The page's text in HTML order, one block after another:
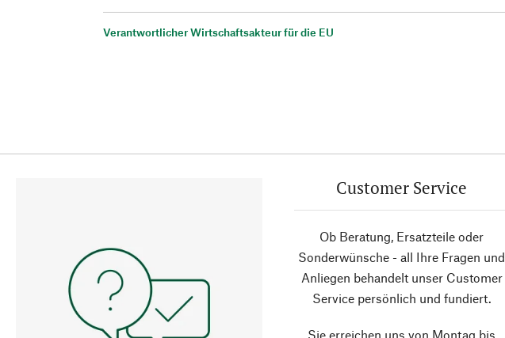
Verantwortlicher Wirtschaftsakteur für die EU
Customer Service
Ob Beratung, Ersatzteile oder
Sonderwünsche - all Ihre Fragen und
Anliegen behandelt unser Customer
Service persönlich und fundiert.
Sie erreichen uns von Montag bis